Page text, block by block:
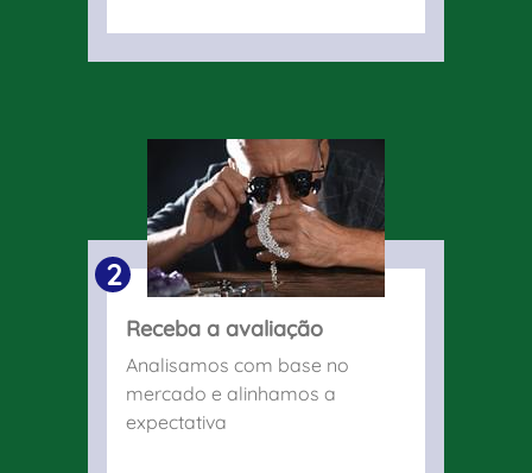
2
Receba a avaliação
Analisamos com base no
mercado e alinhamos a
expectativa